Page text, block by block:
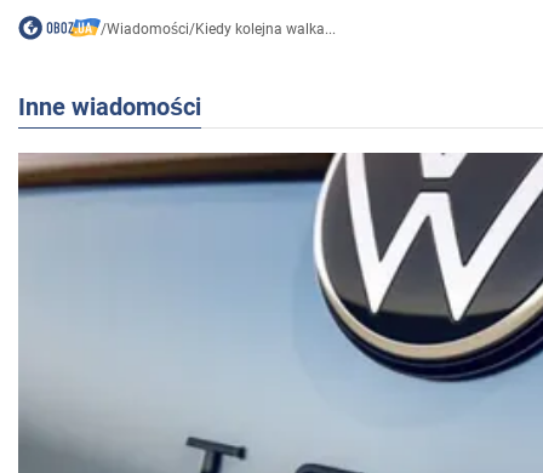
/Wiadomości/Kiedy kolejna walka...
Inne wiadomości